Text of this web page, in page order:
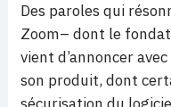
Des paroles qui
Zoom– dont le
vient d’annoncer
son produit, dont